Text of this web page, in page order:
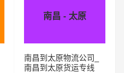
南昌 - 太原
南昌到太原物流公司_
南昌到太原货运专线